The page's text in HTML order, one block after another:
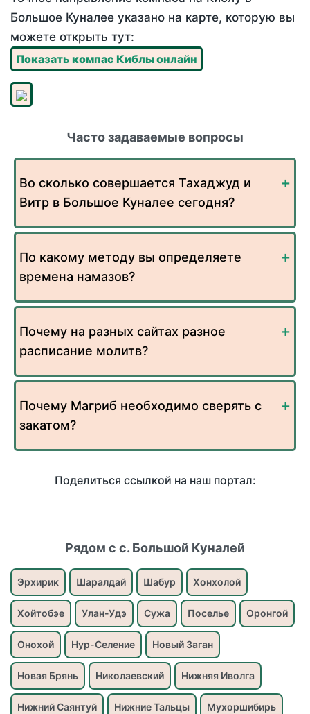
Большое Куналее указано на карте, которую вы
можете открыть тут:
Показать компас Киблы онлайн
Часто задаваемые вопросы
Во сколько совершается Тахаджуд и
Витр в Большое Куналее сегодня?
По какому методу вы определяете
времена намазов?
Почему на разных сайтах разное
расписание молитв?
Почему Магриб необходимо сверять с
закатом?
Поделиться ссылкой на наш портал:
Рядом с с. Большой Куналей
Эрхирик Шаралдай Шабур Хонхолой
Хойтобэе Улан-Удэ Сужа Поселье Оронгой
Онохой Нур-Селение Новый Заган
Новая Брянь Николаевский Нижняя Иволга
Нижний Саянтуй Нижние Тальцы Мухоршибирь